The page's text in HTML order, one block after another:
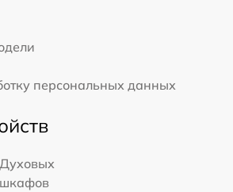
персональных данных
Духовых
шкафов